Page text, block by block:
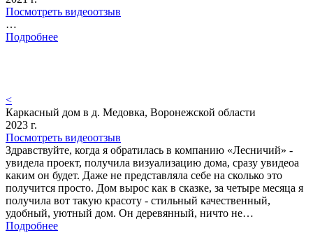
Посмотреть видеоотзыв
…
Подробнее
<
Каркасный дом в д. Медовка, Воронежской области
2023 г.
Посмотреть видеоотзыв
Здравствуйте, когда я обратилась в компанию «Лесничий» -
увидела проект, получила визуализацию дома, сразу увидеоа
каким он будет. Даже не представляла себе на сколько это
получится просто. Дом вырос как в сказке, за четыре месяца я
получила вот такую красоту - стильный качественный,
удобный, уютный дом. Он деревянный, ничто не…
Подробнее